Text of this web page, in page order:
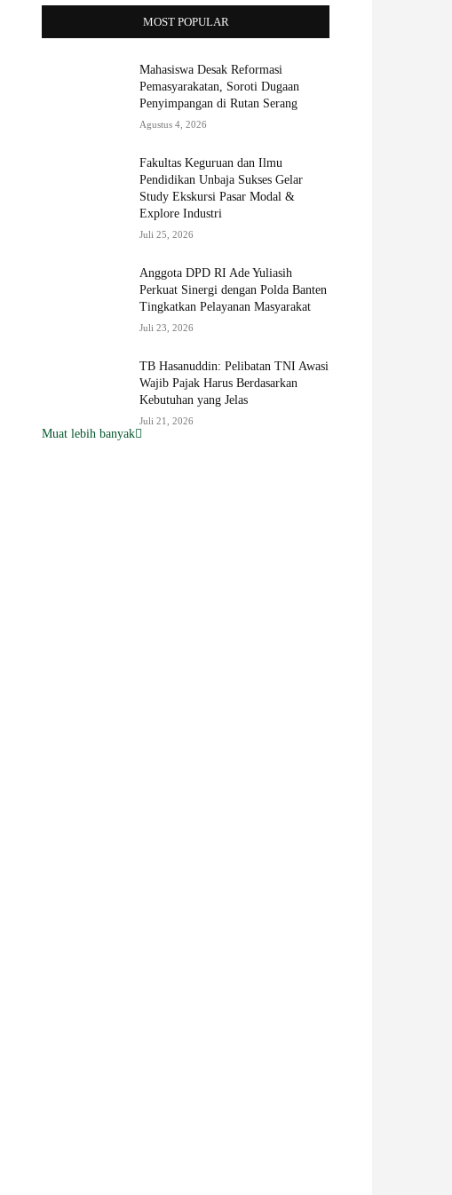
MOST POPULAR
Mahasiswa Desak Reformasi
Pemasyarakatan, Soroti Dugaan
Penyimpangan di Rutan Serang
Agustus 4, 2026
Fakultas Keguruan dan Ilmu
Pendidikan Unbaja Sukses Gelar
Study Ekskursi Pasar Modal &
Explore Industri
Juli 25, 2026
Anggota DPD RI Ade Yuliasih
Perkuat Sinergi dengan Polda Banten
Tingkatkan Pelayanan Masyarakat
Juli 23, 2026
TB Hasanuddin: Pelibatan TNI Awasi
Wajib Pajak Harus Berdasarkan
Kebutuhan yang Jelas
Juli 21, 2026
Muat lebih banyak